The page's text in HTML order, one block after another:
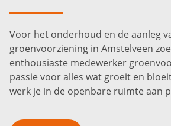
MBO
Voor het onderhoud en de aanleg
groenvoorziening in Amstelveen
enthousiaste medewerker
passie voor alles wat groeit en
werk je in de openbare ruimte aan